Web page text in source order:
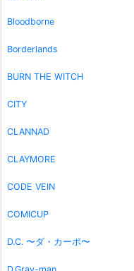
Bloodborne
Borderlands
BURN THE WITCH
CITY
CLANNAD
CLAYMORE
CODE VEIN
COMICUP
D.C. 〜ダ・カーポ〜